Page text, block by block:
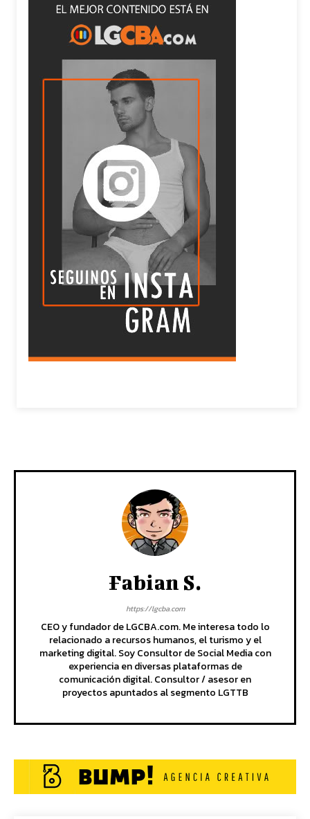
Fabian S.
https://lgcba.com
CEO y fundador de LGCBA.com. Me interesa todo lo
relacionado a recursos humanos, el turismo y el
marketing digital. Soy Consultor de Social Media con
experiencia en diversas plataformas de
comunicación digital. Consultor / asesor en
proyectos apuntados al segmento LGTTB